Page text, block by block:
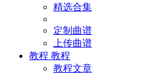
精选合集
定制曲谱
上传曲谱
教程 教程
教程文章